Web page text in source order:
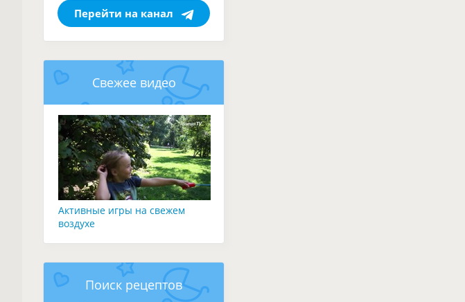
Перейти на канал
Свежее видео
Активные игры на свежем
воздухе
Поиск рецептов